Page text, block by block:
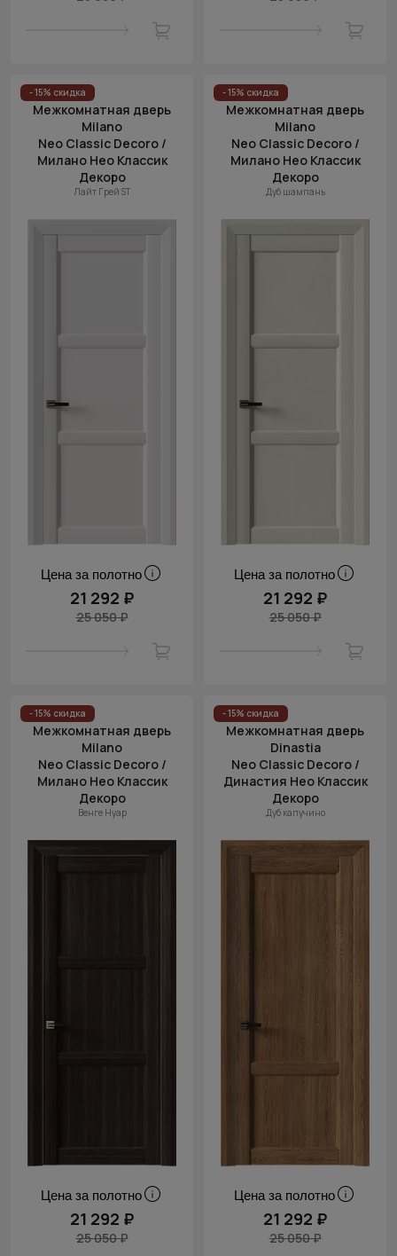
- 15% скидка
Межкомнатная дверь
Milano
Neo Classic Decoro /
Милано Нео Классик
Декоро
Лайт Грей ST
Цена за полотно
21 292 ₽
25 050 ₽
- 15% скидка
Межкомнатная дверь
Milano
Neo Classic Decoro /
Милано Нео Классик
Декоро
Дуб шампань
Цена за полотно
21 292 ₽
25 050 ₽
- 15% скидка
Межкомнатная дверь
Milano
Neo Classic Decoro /
Милано Нео Классик
Декоро
Венге Нуар
Цена за полотно
21 292 ₽
25 050 ₽
- 15% скидка
Межкомнатная дверь
Dinastia
Neo Classic Decoro /
Династия Нео Классик
Декоро
Дуб капучино
Цена за полотно
21 292 ₽
25 050 ₽